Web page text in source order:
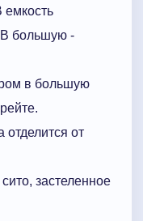
емкость
большую -
в большую
отделится от
застеленное